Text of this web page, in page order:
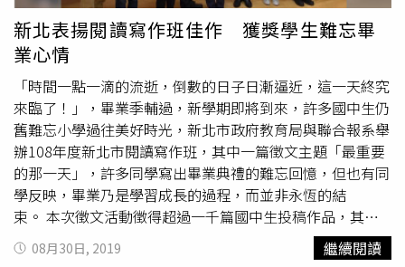
後，大部分遭最高法院撤銷發回更審。
新北表揚閱讀寫作班佳作 獲獎學生難忘畢
業心情
「時間一點一滴的流逝，倒數的日子日漸逼近，這一天終究
來臨了！」，畢業季輔過，新學期即將到來，許多國中生仍
舊難忘小學過往美好時光，新北市政府教育局與聯合報系舉
辦108年度新北市閱讀寫作班，其中一篇徵文主題「最重要
的那一天」，許多同學寫出畢業典禮的難忘回憶，但也有同
學反映，畢業乃是學習成長的過程，而並非永恆的結
束。 本次徵文活動徵得超過一千篇國中生投稿作品，其中
選出5名佳作，於8/29在新北市府接受表揚，教育局長張明
文表示，閱讀與寫作能力是追求知識的基石，新北市長年來
08月30日, 2019 繼續閱讀